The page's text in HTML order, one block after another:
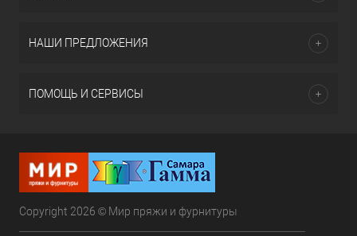
НАШИ ПРЕДЛОЖЕНИЯ
ПОМОЩЬ И СЕРВИСЫ
Copyright 2026 © Мир пряжи и фурнитуры